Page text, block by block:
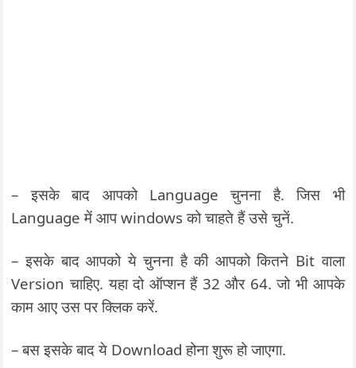
– इसके बाद आपको Language चुनना है. जिस भी
Language में आप windows को चाहते हैं उसे चुनें.
– इसके बाद आपको ये चुनना है की आपको कितने Bit वाला
Version चाहिए. यहा दो ऑप्शन हैं 32 और 64. जो भी आपके
काम आए उस पर क्लिक करें.
– बस इसके बाद ये Download होना शुरू हो जाएगा.